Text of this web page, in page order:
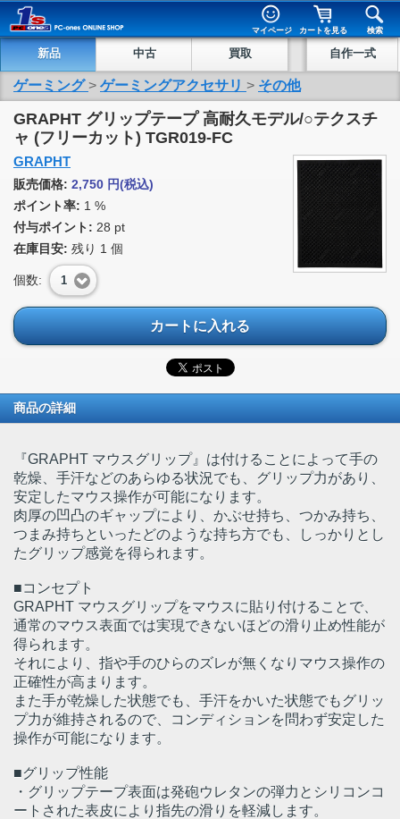
マイページ カートを見る 検索
新品 中古 買取 自作一式
ゲーミング > ゲーミングアクセサリ > その他
GRAPHT グリップテープ 高耐久モデル/○テクスチ
ャ (フリーカット) TGR019-FC
GRAPHT
販売価格: 2,750 円(税込)
ポイント率: 1 %
付与ポイント: 28 pt
在庫目安: 残り 1 個
個数: 1
カートに入れる
商品の詳細
『GRAPHT マウスグリップ』は付けることによって手の
乾燥、手汗などのあらゆる状況でも、グリップ力があり、
安定したマウス操作が可能になります。
肉厚の凹凸のギャップにより、かぶせ持ち、つかみ持ち、
つまみ持ちといったどのような持ち方でも、しっかりとし
たグリップ感覚を得られます。
■コンセプト
GRAPHT マウスグリップをマウスに貼り付けることで、
通常のマウス表面では実現できないほどの滑り止め性能が
得られます。
それにより、指や手のひらのズレが無くなりマウス操作の
正確性が高まります。
また手が乾燥した状態でも、手汗をかいた状態でもグリッ
プ力が維持されるので、コンディションを問わず安定した
操作が可能になります。
■グリップ性能
・グリップテープ表面は発砲ウレタンの弾力とシリコンコ
ートされた表皮により指先の滑りを軽減します。